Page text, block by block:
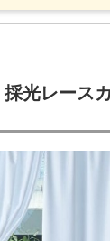
光レース